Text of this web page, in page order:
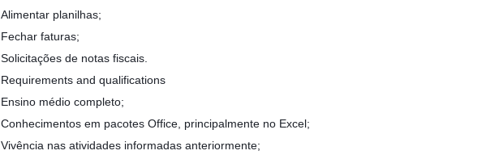
Alimentar planilhas;
Fechar faturas;
Solicitações de notas fiscais.
Requirements and qualifications
Ensino médio completo;
Conhecimentos em pacotes Office, principalmente no Excel;
Vivência nas atividades informadas anteriormente;